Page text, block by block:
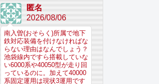
匿名
2026/08/06
南入曽(おそらく)所属で地下
鉄対応装備を付けなければな
らない理由はなんでしょう？
池袋線内ですら搭載していな
い6000系や40050型が走り回
っているのに。加えて40000
系固定運用は現状3運用です